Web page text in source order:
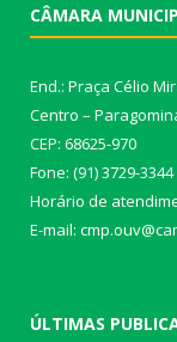
CÂMARA
End.: Praça Célio
Centro –
CEP: 68625-970
Fone: (91) 3729-
Horário de
E-mail:
ÚLTIMAS